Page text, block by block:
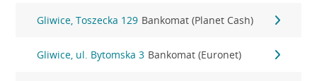
Gliwice, Toszecka 129 Bankomat (Planet Cash)
Gliwice, ul. Bytomska 3 Bankomat (Euronet)